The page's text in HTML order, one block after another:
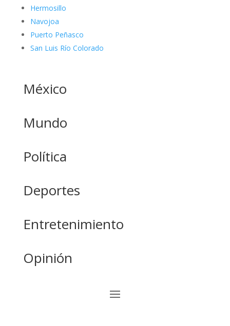
Hermosillo
Navojoa
Puerto Peñasco
San Luis Río Colorado
México
Mundo
Política
Deportes
Entretenimiento
Opinión